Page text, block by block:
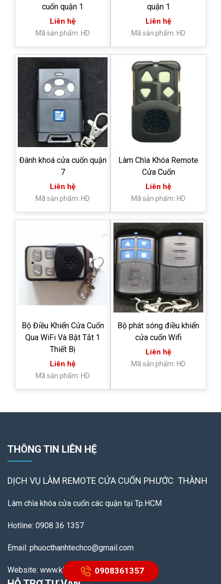
cuốn quận 1
Liên hệ
Mã sản phẩm: HD
quận 1
Liên hệ
Mã sản phẩm: HD
Đánh khoá cửa cuốn quận
7
Liên hệ
Mã sản phẩm: HD
Làm Chìa Khóa Remote
Cửa Cuốn
Liên hệ
Mã sản phẩm: HD
Bộ Điều Khiển Cửa Cuốn
Qua WiFi Và Bật Tắt 1
Thiết Bị
Liên hệ
Mã sản phẩm: HD
Bộ phát sóng điều khiển
cửa cuốn Wifi
Liên hệ
Mã sản phẩm: HD
THÔNG TIN LIÊN HỆ
DỊCH VỤ LÀM REMOTE CỬA CUỐN PHƯỚC THÀNH
Làm chìa khóa cửa cuốn các quận tại Tp.HCM
Hotline: 0908 36 1357
Email: phuocthanhtechco@gmail.com
Website: www.khoacuacuon.net
0908361357